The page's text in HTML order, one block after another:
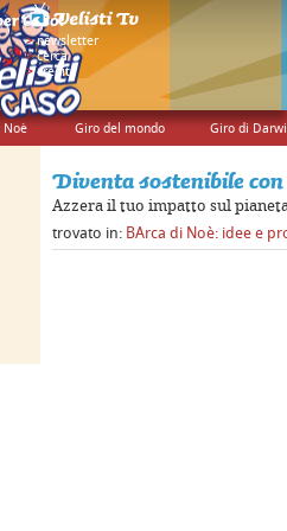
Noè Giro del mondo Giro di
Caso!
> newsletter
> cerca
> credits
Diventa sostenibile
Azzera il tuo impatto sul
trovato in: BArca di Noè: idee e